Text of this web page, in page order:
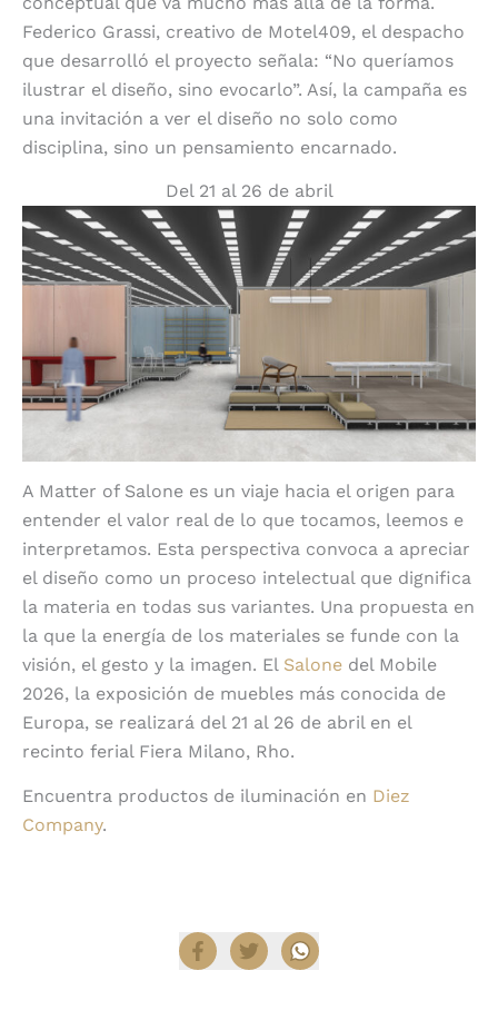
Federico Grassi, creativo de Motel409, el despacho
que desarrolló el proyecto señala: “No queríamos
ilustrar el diseño, sino evocarlo”. Así, la campaña es
una invitación a ver el diseño no solo como
disciplina, sino un pensamiento encarnado.
Del 21 al 26 de abril
A Matter of Salone es un viaje hacia el origen para
entender el valor real de lo que tocamos, leemos e
interpretamos. Esta perspectiva convoca a apreciar
el diseño como un proceso intelectual que dignifica
la materia en todas sus variantes. Una propuesta en
la que la energía de los materiales se funde con la
visión, el gesto y la imagen. El Salone del Mobile
2026, la exposición de muebles más conocida de
Europa, se realizará del 21 al 26 de abril en el
recinto ferial Fiera Milano, Rho.
Encuentra productos de iluminación en Diez
Company.